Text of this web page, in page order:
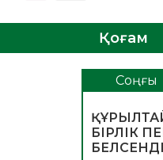
Қоғам
Соңғы
БІРЛІК